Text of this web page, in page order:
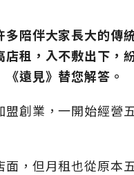
陪伴大家長大的傳
租，入不敷出下，
遠見》替您解答。
創業，一開始經營
，但月租也從原本